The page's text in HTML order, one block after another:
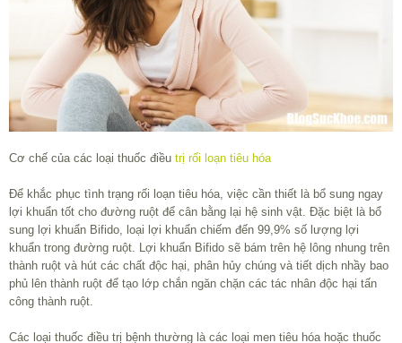
Cơ chế của các loại thuốc điều trị rối loạn tiêu hóa
Để khắc phục tình trạng rối loạn tiêu hóa, việc cần thiết là bổ sung ngay
lợi khuẩn tốt cho đường ruột để cân bằng lại hệ sinh vật. Đặc biệt là bổ
sung lợi khuẩn Bifido, loại lợi khuẩn chiếm đến 99,9% số lượng lợi
khuẩn trong đường ruột. Lợi khuẩn Bifido sẽ bám trên hệ lông nhung trên
thành ruột và hút các chất độc hại, phân hủy chúng và tiết dịch nhầy bao
phủ lên thành ruột để tạo lớp chắn ngăn chặn các tác nhân độc hại tấn
công thành ruột.
Các loại thuốc điều trị bệnh thường là các loại men tiêu hóa hoặc thuốc